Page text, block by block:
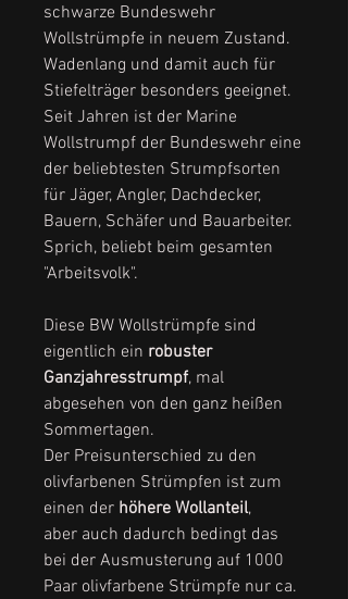
schwarze Bundeswehr
Wollstrümpfe in neuem Zustand.
Wadenlang und damit auch für
Stiefelträger besonders geeignet.
Seit Jahren ist der Marine
Wollstrumpf der Bundeswehr eine
der beliebtesten Strumpfsorten
für Jäger, Angler, Dachdecker,
Bauern, Schäfer und Bauarbeiter.
Sprich, beliebt beim gesamten
"Arbeitsvolk".
Diese BW Wollstrümpfe sind
eigentlich ein robuster
Ganzjahresstrumpf, mal
abgesehen von den ganz heißen
Sommertagen.
Der Preisunterschied zu den
olivfarbenen Strümpfen ist zum
einen der höhere Wollanteil,
aber auch dadurch bedingt das
bei der Ausmusterung auf 1000
Paar olivfarbene Strümpfe nur ca.